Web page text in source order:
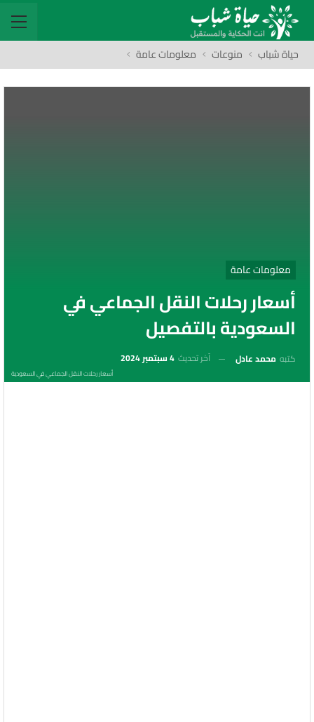
حياة شباب منوعات معلومات عامة
معلومات عامة
أسعار رحلات النقل الجماعي في
السعودية بالتفصيل
كتبه محمد عادل آخر تحديث 4 سبتمبر 2024
أسعار رحلات النقل الجماعي في السعودية